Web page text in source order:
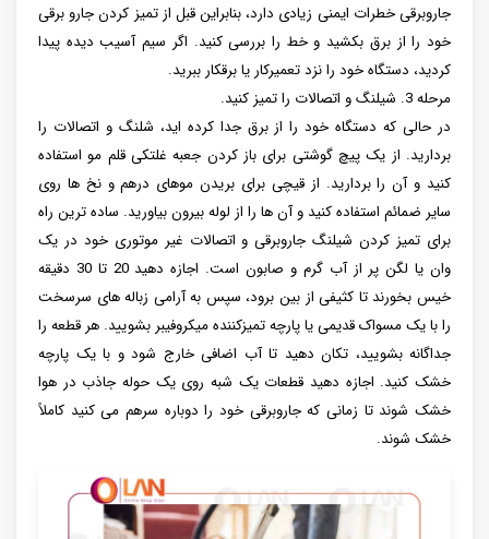
جاروبرقی خطرات ایمنی زیادی دارد، بنابراین قبل از تمیز کردن جارو برقی
خود را از برق بکشید و خط را بررسی کنید. اگر سیم آسیب دیده پیدا
کردید، دستگاه خود را نزد تعمیرکار یا برقکار ببرید.
مرحله 3. شیلنگ و اتصالات را تمیز کنید.
در حالی که دستگاه خود را از برق جدا کرده اید، شلنگ و اتصالات را
بردارید. از یک پیچ گوشتی برای باز کردن جعبه غلتکی قلم مو استفاده
کنید و آن را بردارید. از قیچی برای بریدن موهای درهم و نخ ها روی
سایر ضمائم استفاده کنید و آن ها را از لوله بیرون بیاورید. ساده ترین راه
برای تمیز کردن شیلنگ جاروبرقی و اتصالات غیر موتوری خود در یک
وان یا لگن پر از آب گرم و صابون است. اجازه دهید 20 تا 30 دقیقه
خیس بخورند تا کثیفی از بین برود، سپس به آرامی زباله های سرسخت
را با یک مسواک قدیمی یا پارچه تمیزکننده میکروفیبر بشویید. هر قطعه را
جداگانه بشویید، تکان دهید تا آب اضافی خارج شود و با یک پارچه
خشک کنید. اجازه دهید قطعات یک شبه روی یک حوله جاذب در هوا
خشک شوند تا زمانی که جاروبرقی خود را دوباره سرهم می کنید کاملاً
خشک شوند.